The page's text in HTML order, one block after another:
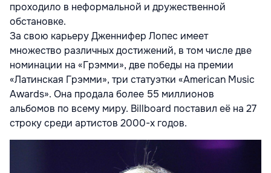
проходило в неформальной и дружественной
обстановке.
За свою карьеру Дженнифер Лопес имеет
множество различных достижений, в том числе две
номинации на «Грэмми», две победы на премии
«Латинская Грэмми», три статуэтки «American Music
Awards». Она продала более 55 миллионов
альбомов по всему миру. Billboard поставил её на 27
строку среди артистов 2000-х годов.